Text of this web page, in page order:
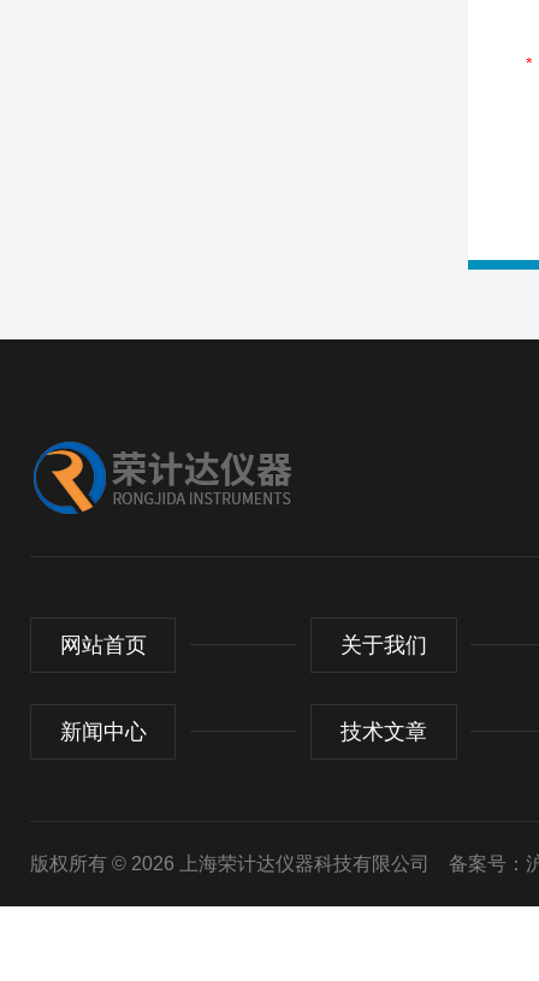
网站首页 关于我们
新闻中心 技术文章
版权所有 © 2026 上海荣计达仪器科技有限公司 备案号：